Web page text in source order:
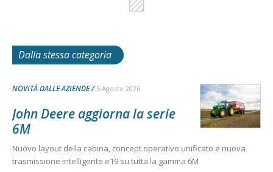
Dalla stessa categoria
NOVITÀ DALLE AZIENDE 5 Agosto 2026
John Deere aggiorna la serie
6M
Nuovo layout della cabina, concept operativo unificato e nuova
trasmissione intelligente e19 su tutta la gamma 6M